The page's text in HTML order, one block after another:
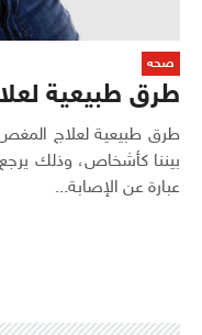
صحه
طرق طبيعية
طرق طبيعية لعلاج
بيننا كأشخاص، وذلك
عبارة عن الإصابة...